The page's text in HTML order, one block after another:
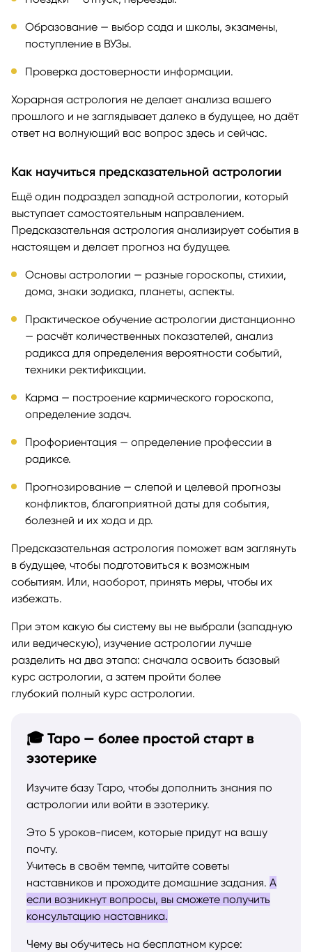
Образование — выбор сада и школы, экзамены,
поступление в ВУЗы.
Проверка достоверности информации.
Хорарная астрология не делает анализа вашего
прошлого и не заглядывает далеко в будущее, но даёт
ответ на волнующий вас вопрос здесь и сейчас.
Как научиться предсказательной астрологии
Ещё один подраздел западной астрологии, который
выступает самостоятельным направлением.
Предсказательная астрология анализирует события в
настоящем и делает прогноз на будущее.
Основы астрологии — разные гороскопы, стихии,
дома, знаки зодиака, планеты, аспекты.
Практическое обучение астрологии дистанционно
— расчёт количественных показателей, анализ
радикса для определения вероятности событий,
техники ректификации.
Карма — построение кармического гороскопа,
определение задач.
Профориентация — определение профессии в
радиксе.
Прогнозирование — слепой и целевой прогнозы
конфликтов, благоприятной даты для события,
болезней и их хода и др.
Предсказательная астрология поможет вам заглянуть
в будущее, чтобы подготовиться к возможным
событиям. Или, наоборот, принять меры, чтобы их
избежать.
При этом какую бы систему вы не выбрали (западную
или ведическую), изучение астрологии лучше
разделить на два этапа: сначала освоить базовый
курс астрологии, а затем пройти более
глубокий полный курс астрологии.
🎓 Таро — более простой старт в
эзотерике
Изучите базу Таро, чтобы дополнить знания по
астрологии или войти в эзотерику.
Это 5 уроков-писем, которые придут на вашу
почту.
Учитесь в своём темпе, читайте советы
наставников и проходите домашние задания. А
если возникнут вопросы, вы сможете получить
консультацию наставника.
Чему вы обучитесь на бесплатном курсе: